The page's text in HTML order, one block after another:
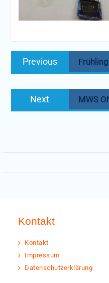
Beitragsnavigation
Previous
Previous
post:
Next
post:
MWS
Kontakt
Kontakt
Impressum
Datenschutzerklärung